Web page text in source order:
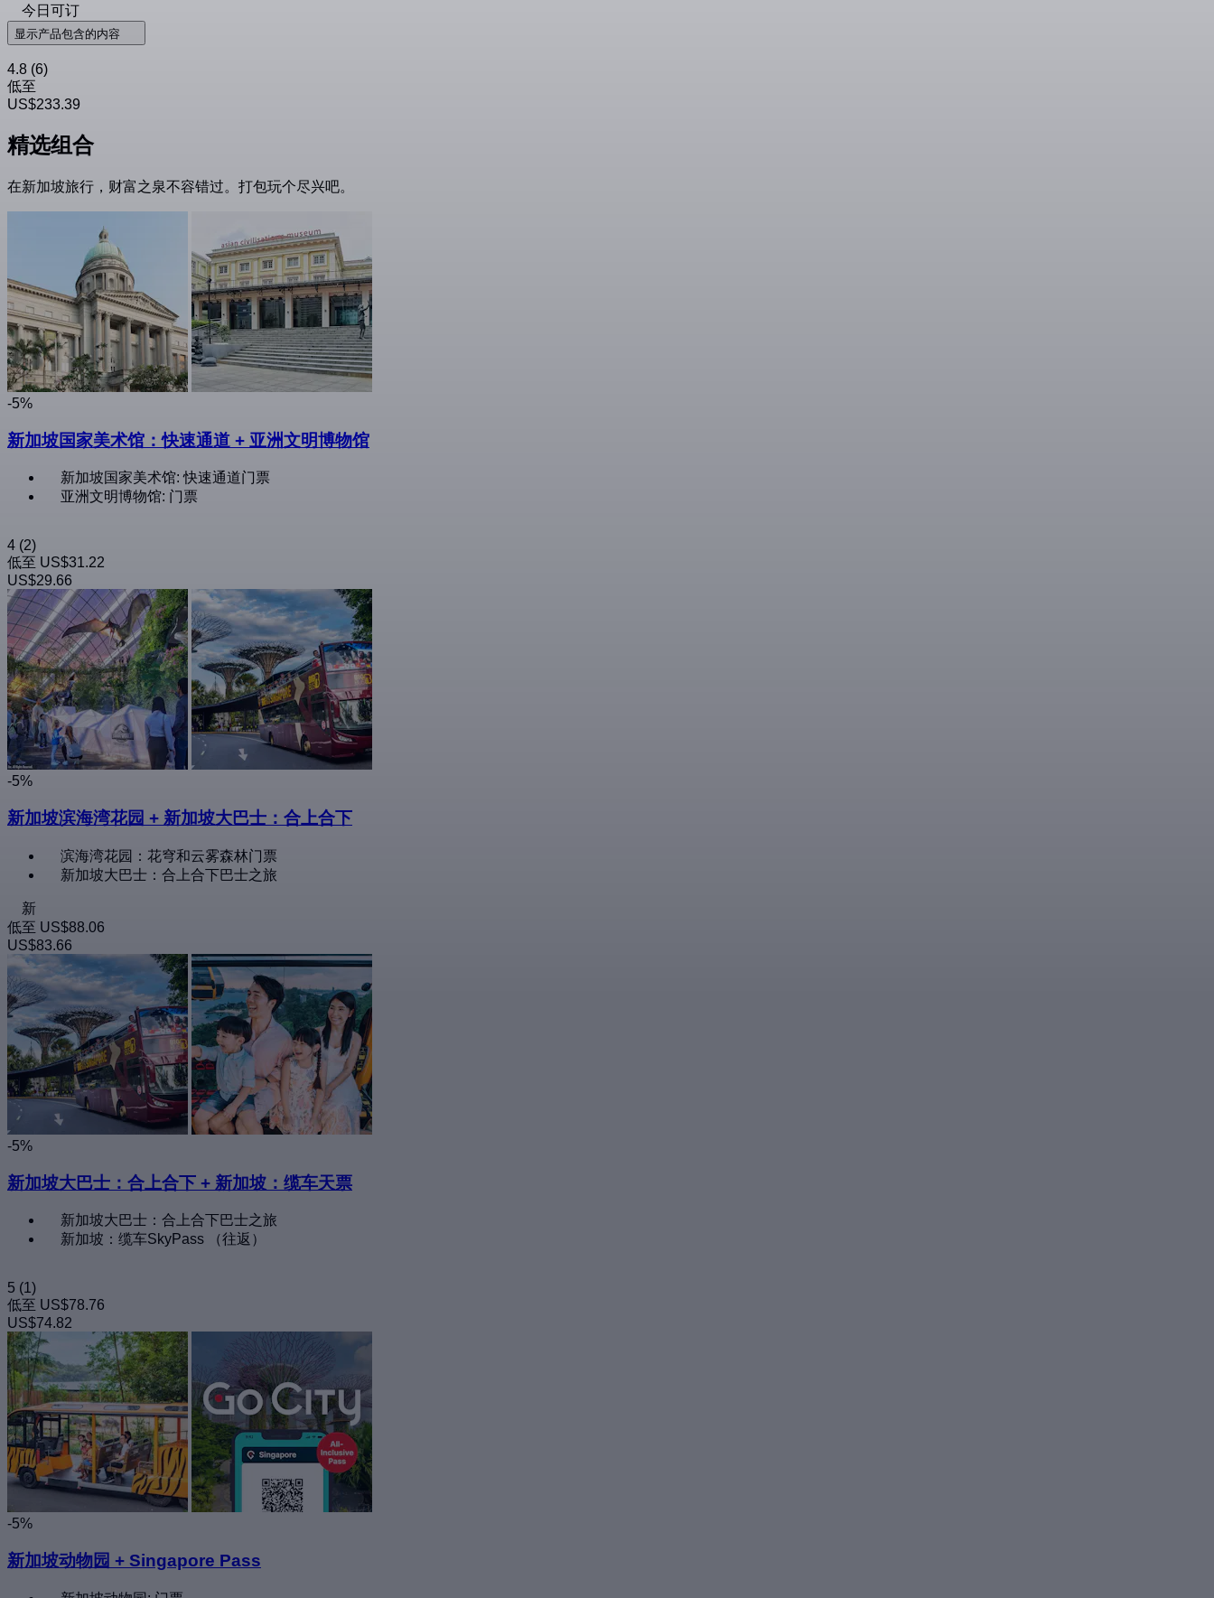
今日可订
显示产品包含的内容
4.8 (6)
低至
US$233.39
精选组合
在新加坡旅行，财富之泉不容错过。打包玩个尽兴吧。
-5%
新加坡国家美术馆：快速通道 + 亚洲文明博物馆
新加坡国家美术馆: 快速通道门票
亚洲文明博物馆: 门票
4 (2)
低至 US$31.22
US$29.66
-5%
新加坡滨海湾花园 + 新加坡大巴士：合上合下
滨海湾花园：花穹和云雾森林门票
新加坡大巴士：合上合下巴士之旅
新
低至 US$88.06
US$83.66
-5%
新加坡大巴士：合上合下 + 新加坡：缆车天票
新加坡大巴士：合上合下巴士之旅
新加坡：缆车SkyPass （往返）
5 (1)
低至 US$78.76
US$74.82
-5%
新加坡动物园 + Singapore Pass